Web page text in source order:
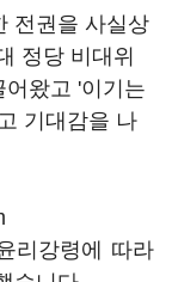
전권을 사실상
정당 비대위
왔고 '이기는
기대감을 나
리강령에 따라